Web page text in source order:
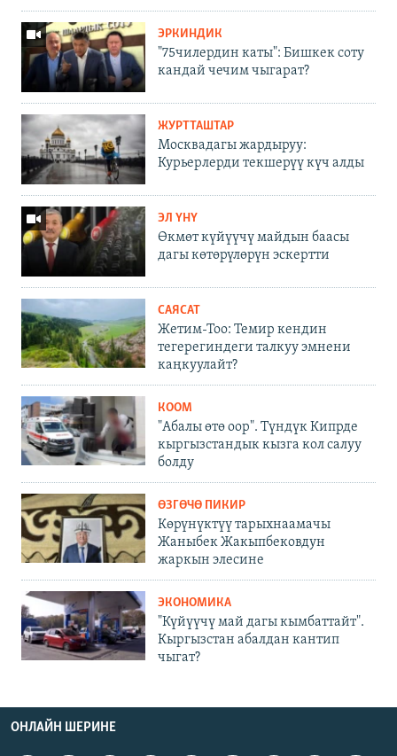
ЭРКИНДИК
"75чилердин каты": Бишкек соту
кандай чечим чыгарат?
ЖУРТТАШТАР
Москвадагы жардыруу:
Курьерлерди текшерүү күч алды
ЭЛ ҮНҮ
Өкмөт күйүүчү майдын баасы
дагы көтөрүлөрүн эскертти
САЯСАТ
Жетим-Тоо: Темир кендин
тегерегиндеги талкуу эмнени
каңкуулайт?
КООМ
"Абалы өтө оор". Түндүк Кипрде
кыргызстандык кызга кол салуу
болду
ӨЗГӨЧӨ ПИКИР
Көрүнүктүү тарыхнаамачы
Жаныбек Жакыпбековдун
жаркын элесине
ЭКОНОМИКА
"Күйүүчү май дагы кымбаттайт".
Кыргызстан абалдан кантип
чыгат?
ОНЛАЙН ШЕРИНЕ